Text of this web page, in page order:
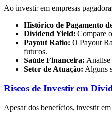
Ao investir em empresas
Histórico de Pagamento
Dividend Yield: Compare
Payout Ratio: O Payout
futuros.
Saúde Financeira: Analise
Setor de Atuação: Alguns
Riscos de Investir em
Apesar dos benefícios, investir